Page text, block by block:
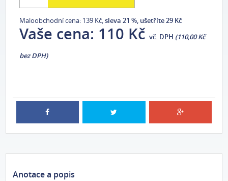
Maloobchodní cena: 139 Kč,sleva 21 %, ušetříte 29 Kč
Vaše cena: 110 Kč vč. DPH (110,00 Kč
bez DPH)
Anotace a popis